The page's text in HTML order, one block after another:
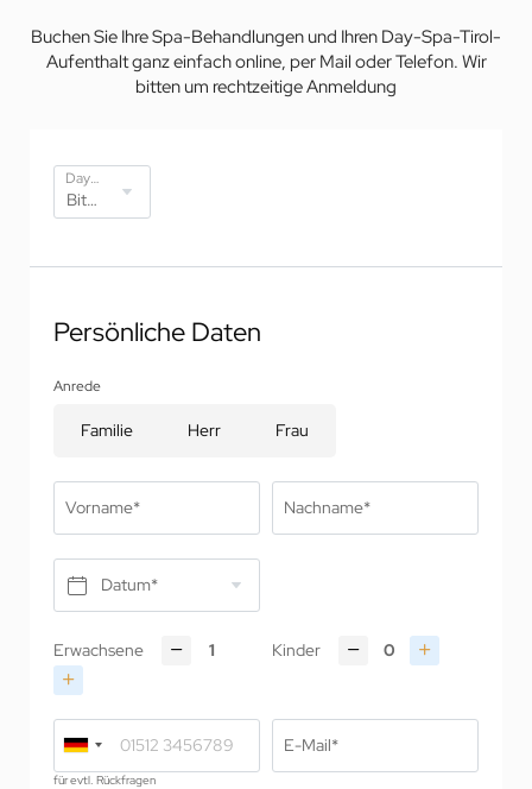
Buchen Sie Ihre Spa-Behandlungen und Ihren Day-Spa-Tirol-
Aufenthalt ganz einfach online, per Mail oder Telefon. Wir
bitten um rechtzeitige Anmeldung
Day-Spa-Angebote*
Persönliche Daten
Anrede
Familie Herr Frau
Vorname* Nachname*
Datum*
Erwachsene Kinder
für evtl. Rückfragen
E-Mail*